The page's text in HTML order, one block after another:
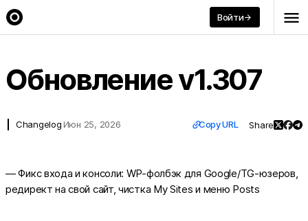
Войтиarrow_forward menu
Обновление v1.307
Changelog Июн 25, 2026 linkCopy URL Share
— Фикс входа и консоли: WP-фолбэк для Google/TG-юзеров,
редирект на свой сайт, чистка My Sites и меню Posts